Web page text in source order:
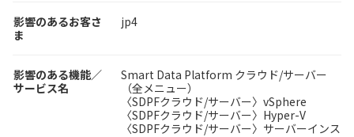
影響のあるお客さ
ま
jp4
影響のある機能／
サービス名
Smart Data Platform クラウド/サーバー
（全メニュー）
〈SDPFクラウド/サーバー〉vSphere
〈SDPFクラウド/サーバー〉Hyper-V
〈SDPFクラウド/サーバー〉サーバーインス